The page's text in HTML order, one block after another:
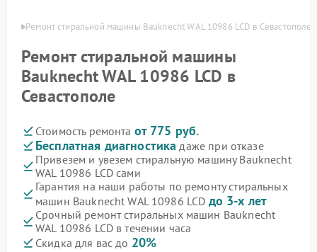
Ремонт стиральной машины Bauknecht WAL 10986 LCD в Севастополе
Ремонт стиральной машины
Bauknecht WAL 10986 LCD в
Севастополе
Стоимость ремонта от 775 руб.
Бесплатная диагностика даже при отказе
Привезем и увезем стиральную машину Bauknecht
WAL 10986 LCD сами
Гарантия на наши работы по ремонту стиральных
машин Bauknecht WAL 10986 LCD до 3-х лет
Срочный ремонт стиральных машин Bauknecht
WAL 10986 LCD в течении часа
Скидка для вас до 20%